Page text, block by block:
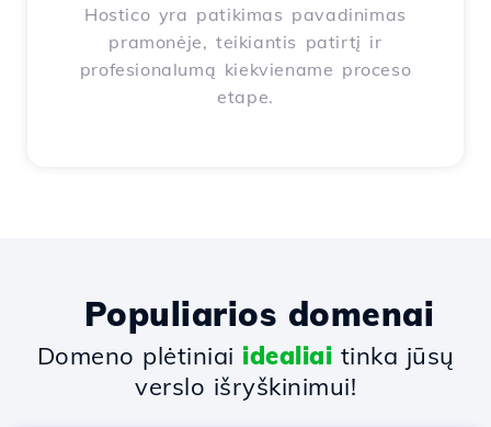
Hostico yra patikimas pavadinimas
pramonėje, teikiantis patirtį ir
profesionalumą kiekviename proceso
etape.
Populiarios domenai
Domeno plėtiniai idealiai tinka jūsų
verslo išryškinimui!